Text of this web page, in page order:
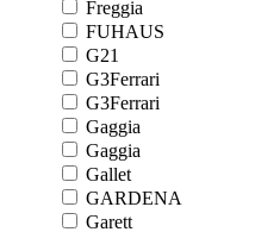
Freggia
FUHAUS
G21
G3Ferrari
G3Ferrari
Gaggia
Gaggia
Gallet
GARDENA
Garett